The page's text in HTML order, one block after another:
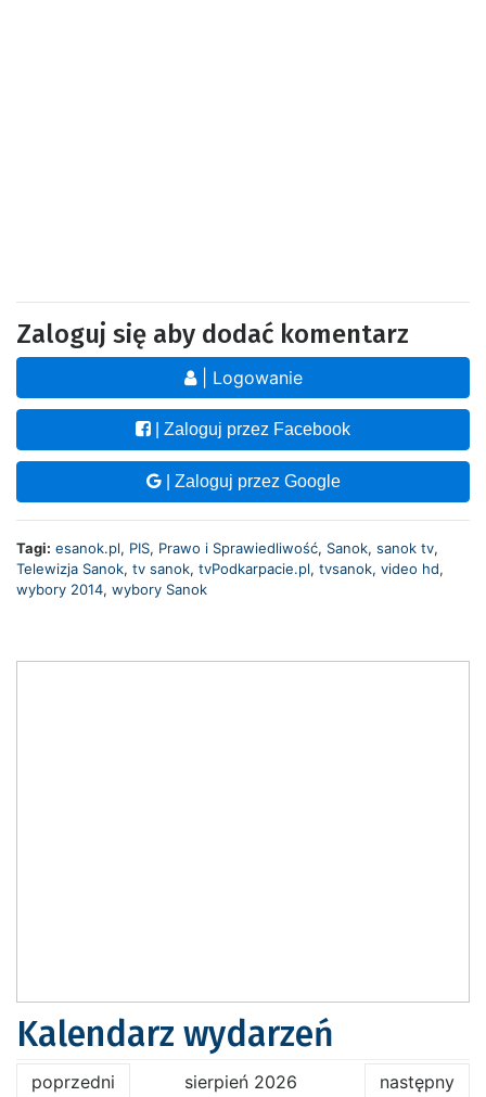
Zaloguj się aby dodać komentarz
| Logowanie
| Zaloguj przez Facebook
| Zaloguj przez Google
Tagi: esanok.pl, PIS, Prawo i Sprawiedliwość, Sanok, sanok tv,
Telewizja Sanok, tv sanok, tvPodkarpacie.pl, tvsanok, video hd,
wybory 2014, wybory Sanok
Kalendarz wydarzeń
poprzedni sierpień 2026 następny